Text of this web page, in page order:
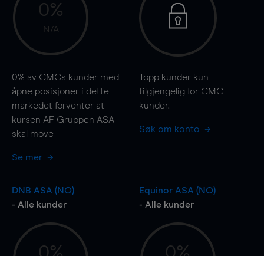
0%
N/A
0% av CMCs kunder med
åpne posisjoner i dette
markedet forventer at
kursen AF Gruppen ASA
skal move
Se mer
Topp kunder kun
tilgjengelig for CMC
kunder.
Søk om konto
DNB ASA (NO)
- Alle kunder
Equinor ASA (NO)
- Alle kunder